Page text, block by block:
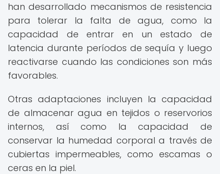
han desarrollado mecanismos de resistencia
para tolerar la falta de agua, como la
capacidad de entrar en un estado de
latencia durante períodos de sequía y luego
reactivarse cuando las condiciones son más
favorables.
Otras adaptaciones incluyen la capacidad
de almacenar agua en tejidos o reservorios
internos, así como la capacidad de
conservar la humedad corporal a través de
cubiertas impermeables, como escamas o
ceras en la piel.